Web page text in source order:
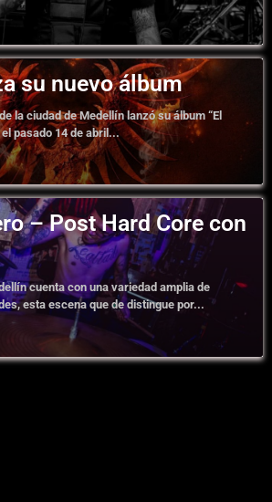
su nuevo álbum
la ciudad de Medellín lanzó su álbum “El
pasado 14 de abril...
– Post Hard Core con
cuenta con una variedad amplia de
esta escena que de distingue por...